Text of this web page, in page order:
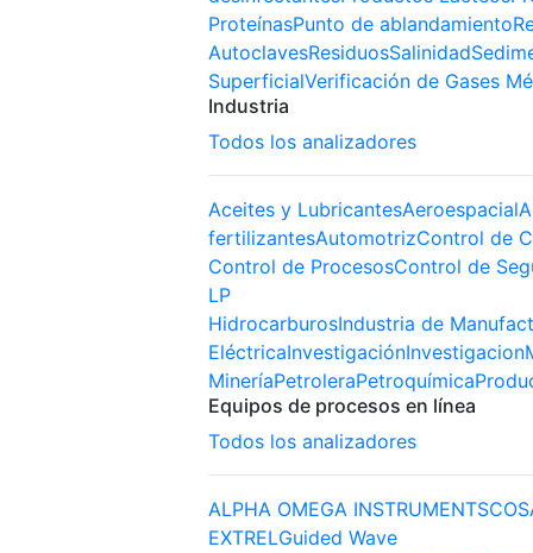
ProteínasPunto de ablandamiento
AutoclavesResiduosSalinidad
SuperficialVerificación de Gases
Industria
Todos los analizadores
Aceites y LubricantesAeroespacial
fertilizantesAutomotrizControl de
Control de ProcesosControl de
LP
HidrocarburosIndustria de
EléctricaInvestigaciónInvestigacion
MineríaPetroleraPetroquímica
Equipos de procesos en línea
Todos los analizadores
ALPHA OMEGA INSTRUMENTS
EXTRELGuided Wave